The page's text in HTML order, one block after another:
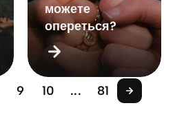
можете
опереться?
9 10 ... 81